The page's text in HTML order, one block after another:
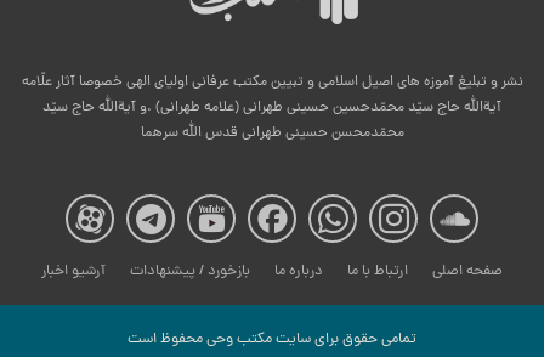
نشر و تبلیغ آموزه های اصیل اسلامی و تبیین مکتب عرفانی اولیای الهی خصوصا آثار علّامه
آیةالله حاج سیّد محمّدحسین حسینی طهرانی (علامه طهرانی) .و آیةالله حاج سیّد
محمّدمحسن حسینی طهرانی قدس الله سرهما
صفحه
مکتب
صفحه
مکتب
صفحه
مکتب
صفحه
مکتب
صفحه
مکتب
صفحه اصلی ارتباط با ما درباره ما بازخورد / پیشنهادات آرشیو اخبار
تمامی حقوق برای سایت مكتب وحی محفوظ است